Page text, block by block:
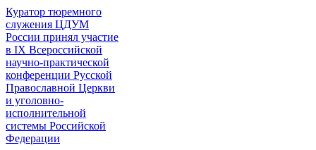
Куратор тюремного
служения ЦДУМ
России принял участие
в IX Всероссийской
научно-практической
конференции Русской
Православной Церкви
и уголовно-
исполнительной
системы Российской
Федерации